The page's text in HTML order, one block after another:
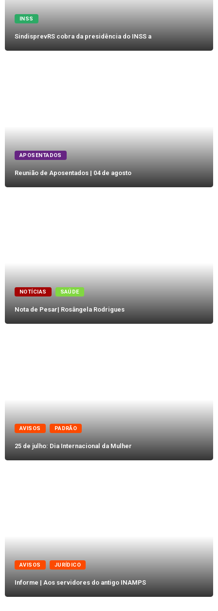
INSS
SindisprevRS cobra da presidência do INSS a
APOSENTADOS
Reunião de Aposentados | 04 de agosto
NOTÍCIAS SAÚDE
Nota de Pesar| Rosângela Rodrigues
AVISOS PADRÃO
25 de julho: Dia Internacional da Mulher
AVISOS JURÍDICO
Informe | Aos servidores do antigo INAMPS